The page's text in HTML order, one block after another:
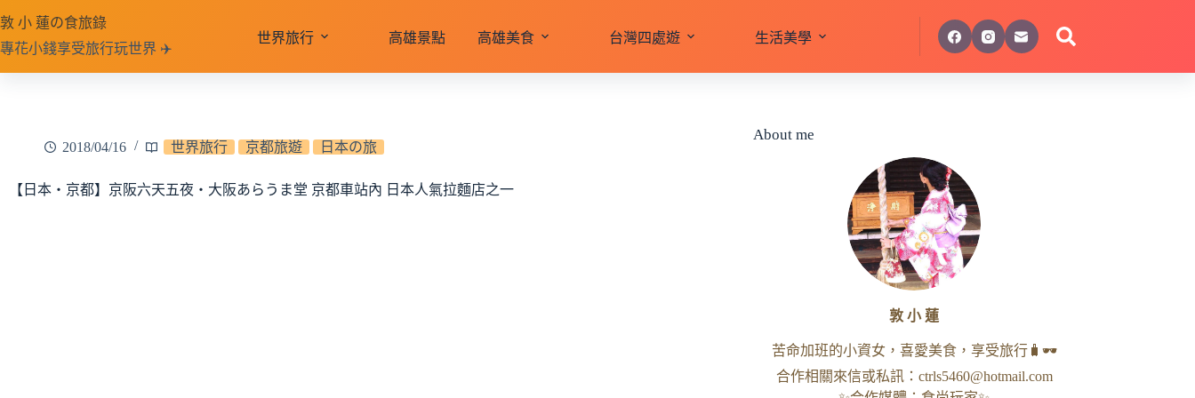
至
主
要
敦 小 蓮の食旅錄
專花小錢享受旅行玩世界 ✈️
世界旅行 高雄景點 高雄美食 台灣四處遊 生活美學
2018/04/16 世界旅行 京都旅遊 日本の旅
【日本‧京都】京阪六天五夜‧大阪あらうま堂 京都車站內 日本人氣拉麵店之一
About me
敦 小 蓮
苦命加班的小資女，喜愛美食，享受旅行🧳🕶
合作相關來信或私訊： ctrls5460@hotmail.com